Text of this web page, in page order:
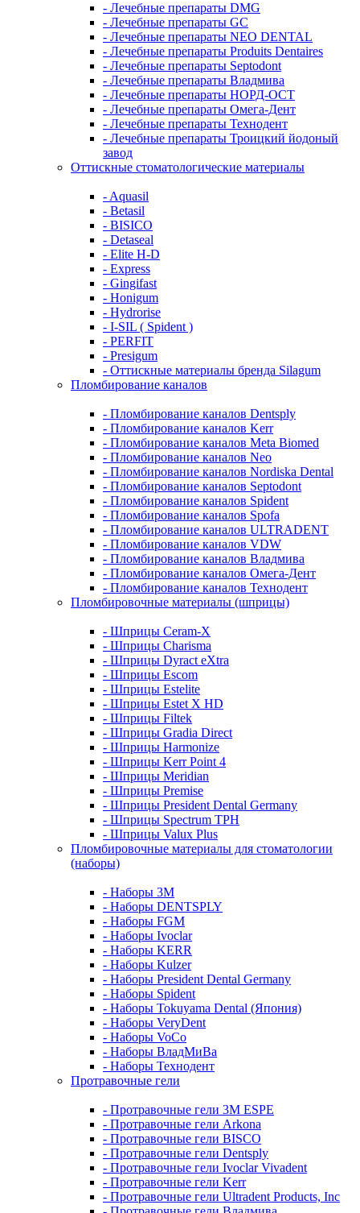
- Лечебные препараты DMG
- Лечебные препараты GC
- Лечебные препараты NEO DENTAL
- Лечебные препараты Produits Dentaires
- Лечебные препараты Septodont
- Лечебные препараты Владмива
- Лечебные препараты НОРД-ОСТ
- Лечебные препараты Омега-Дент
- Лечебные препараты Технодент
- Лечебные препараты Троицкий йодоный
завод
Оттискные стоматологические материалы
- Aquasil
- Betasil
- BISICO
- Detaseal
- Elite H-D
- Express
- Gingifast
- Honigum
- Hydrorise
- I-SIL ( Spident )
- PERFIT
- Presigum
- Оттискные материалы бренда Silagum
Пломбирование каналов
- Пломбирование каналов Dentsply
- Пломбирование каналов Kerr
- Пломбирование каналов Meta Biomed
- Пломбирование каналов Neo
- Пломбирование каналов Nordiska Dental
- Пломбирование каналов Septodont
- Пломбирование каналов Spident
- Пломбирование каналов Spofa
- Пломбирование каналов ULTRADENT
- Пломбирование каналов VDW
- Пломбирование каналов Владмива
- Пломбирование каналов Омега-Дент
- Пломбирование каналов Технодент
Пломбировочные материалы (шприцы)
- Шприцы Ceram-X
- Шприцы Charisma
- Шприцы Dyract eXtra
- Шприцы Escom
- Шприцы Estelite
- Шприцы Estet X HD
- Шприцы Filtek
- Шприцы Gradia Direct
- Шприцы Harmonize
- Шприцы Kerr Point 4
- Шприцы Meridian
- Шприцы Premise
- Шприцы President Dental Germany
- Шприцы Spectrum TPH
- Шприцы Valux Plus
Пломбировочные материалы для стоматологии
(наборы)
- Наборы 3М
- Наборы DENTSPLY
- Наборы FGM
- Наборы Ivoclar
- Наборы KERR
- Наборы Kulzer
- Наборы President Dental Germany
- Наборы Spident
- Наборы Tokuyama Dental (Япония)
- Наборы VeryDent
- Наборы VoCo
- Наборы ВладМиВа
- Наборы Технодент
Протравочные гели
- Протравочные гели 3М ESPE
- Протравочные гели Arkona
- Протравочные гели BISCO
- Протравочные гели Dentsply
- Протравочные гели Ivoclar Vivadent
- Протравочные гели Kerr
- Протравочные гели Ultradent Products, Inc